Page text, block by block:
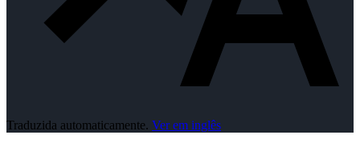
Traduzida automaticamente. Ver em inglês